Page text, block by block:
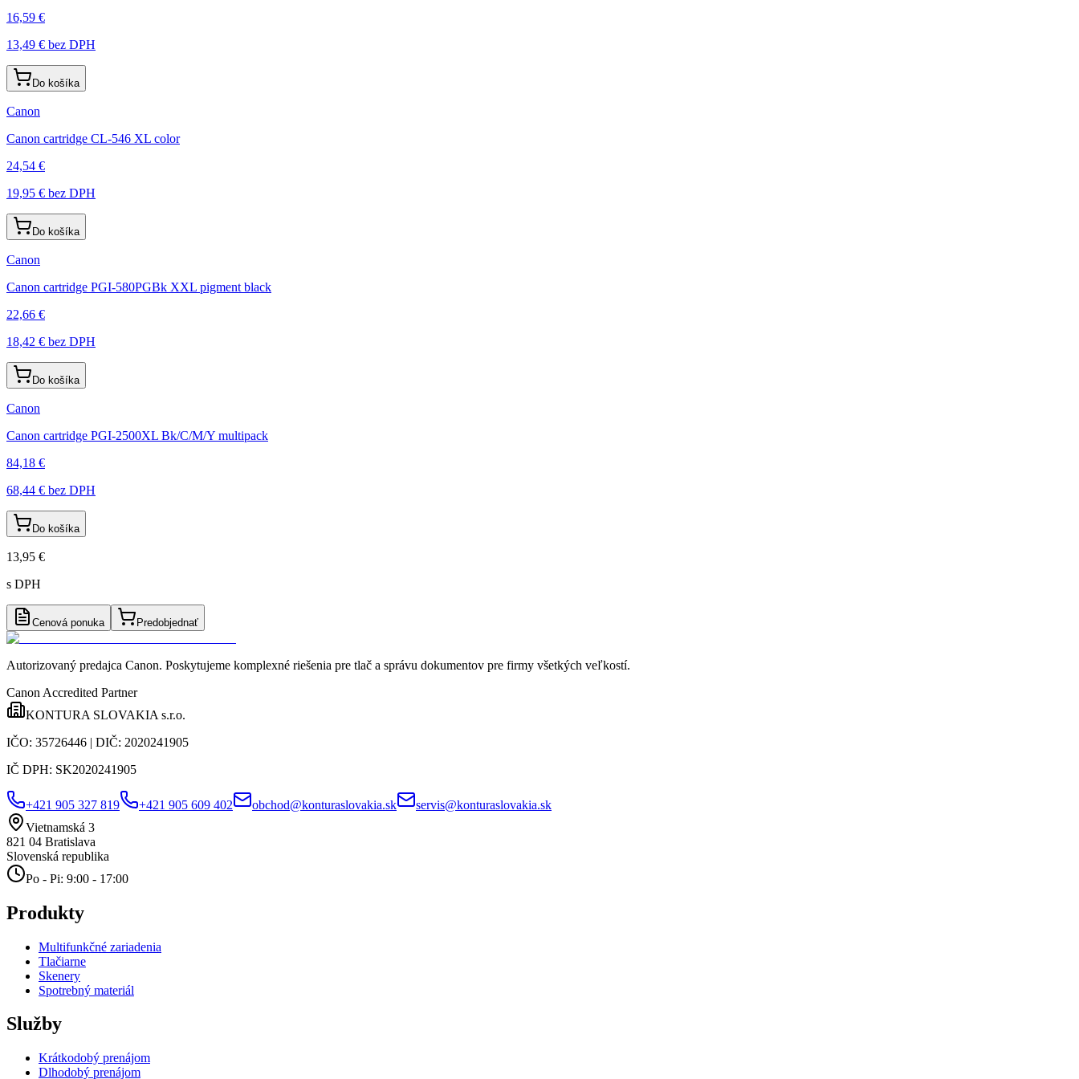
16,59 €
13,49 € bez DPH
Do košíka
Canon
Canon cartridge CL-546 XL color
24,54 €
19,95 € bez DPH
Do košíka
Canon
Canon cartridge PGI-580PGBk XXL pigment black
22,66 €
18,42 € bez DPH
Do košíka
Canon
Canon cartridge PGI-2500XL Bk/C/M/Y multipack
84,18 €
68,44 € bez DPH
Do košíka
13,95 €
s DPH
Cenová ponuka Predobjednať
Autorizovaný predajca Canon. Poskytujeme komplexné riešenia pre tlač a správu dokumentov pre firmy všetkých veľkostí.
Canon Accredited Partner
KONTURA SLOVAKIA s.r.o.
IČO: 35726446 | DIČ: 2020241905
IČ DPH: SK2020241905
+421 905 327 819 +421 905 609 402 obchod@konturaslovakia.sk
servis@konturaslovakia.sk
Vietnamská 3
821 04 Bratislava
Slovenská republika
Po - Pi: 9:00 - 17:00
Produkty
Multifunkčné zariadenia
Tlačiarne
Skenery
Spotrebný materiál
Služby
Krátkodobý prenájom
Dlhodobý prenájom